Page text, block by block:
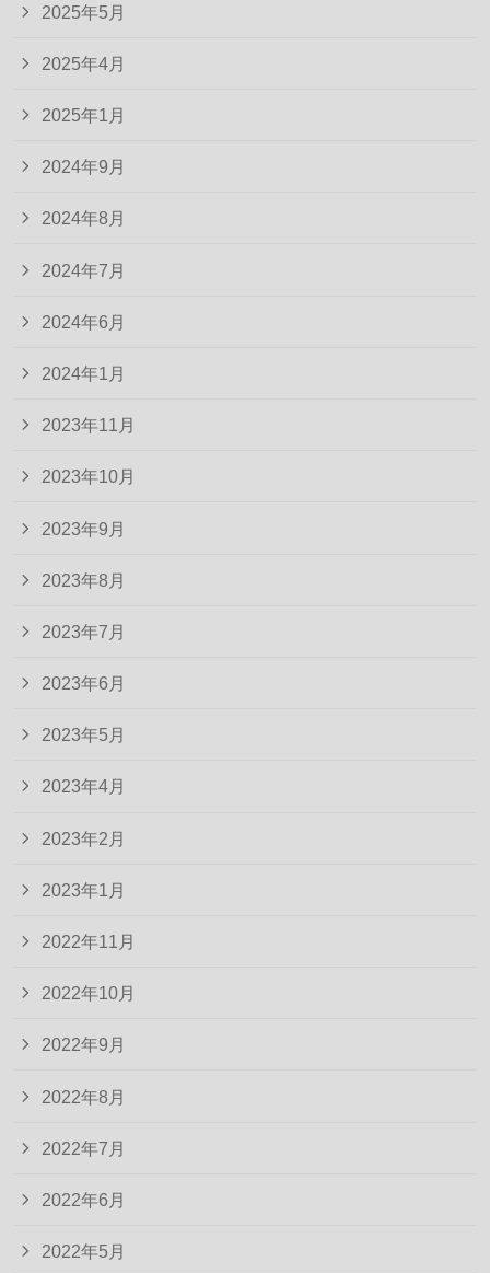
2025年5月
2025年4月
2025年1月
2024年9月
2024年8月
2024年7月
2024年6月
2024年1月
2023年11月
2023年10月
2023年9月
2023年8月
2023年7月
2023年6月
2023年5月
2023年4月
2023年2月
2023年1月
2022年11月
2022年10月
2022年9月
2022年8月
2022年7月
2022年6月
2022年5月